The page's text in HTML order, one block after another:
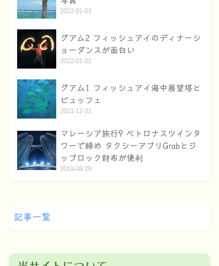
2022-01-03
グアム2 フィッシュアイのディナーシ
ョーダンスが面白い
2022-01-02
グアム1 フィッシュアイ海中展望塔と
ビュッフェ
2021-12-31
マレーシア旅行9 ペトロナスツインタ
ワーで締め タクシーアプリGrabとジ
ップロック財布が便利
2019-08-29
記事一覧